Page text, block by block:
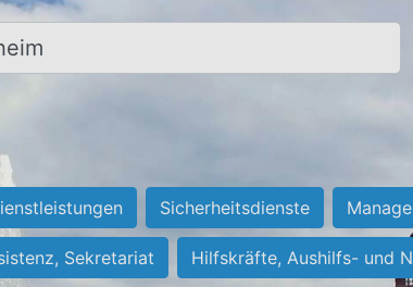
Sicherheitsdienste
Sekretariat Hilfskräfte, Aushilfs- und